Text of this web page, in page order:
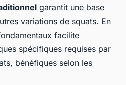
garantit une base
variations de squats. En
facilite
spécifiques requises par
bénéfiques selon les